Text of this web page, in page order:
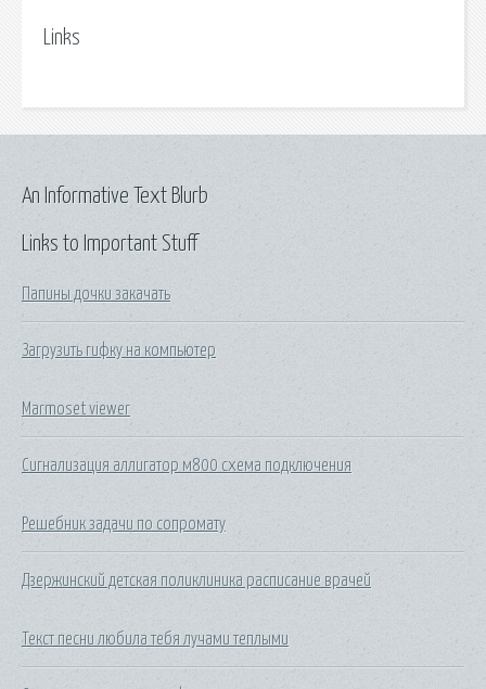
Links
Links to Important Stuff
Папины дочки закачать
Загрузить гифку на компьютер
Marmoset viewer
Сигнализация аллигатор м800 схема подключения
Решебник задачи по сопромату
Дзержинский детская поликлиника расписание врачей
Текст песни любила тебя лучами теплыми
An Informative Text Blurb